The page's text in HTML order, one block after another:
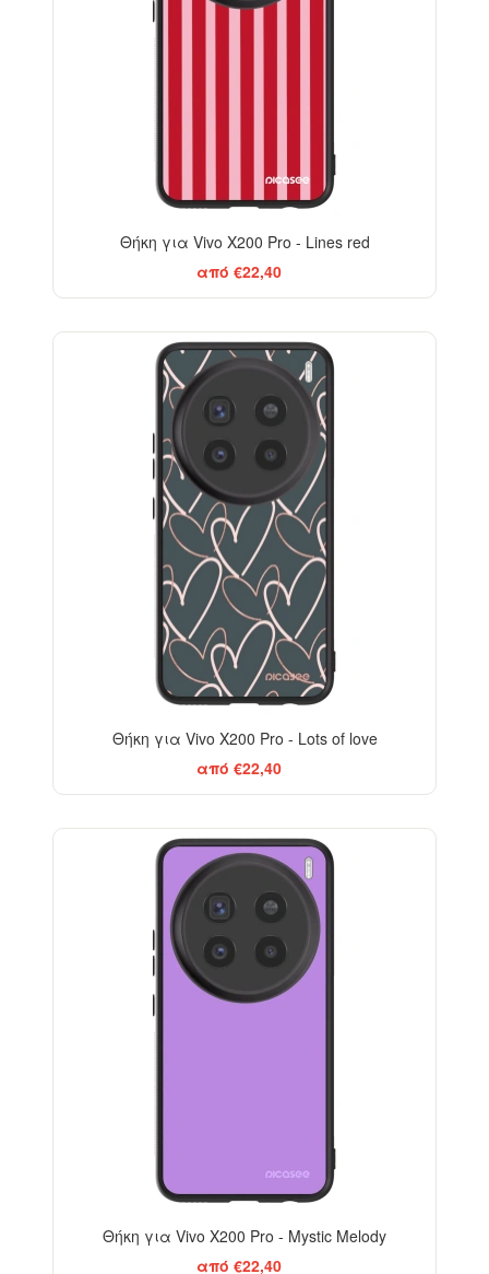
Θήκη για Vivo X200 Pro - Lines red
από €22,40
Θήκη για Vivo X200 Pro - Lots of love
από €22,40
Θήκη για Vivo X200 Pro - Mystic Melody
από €22,40